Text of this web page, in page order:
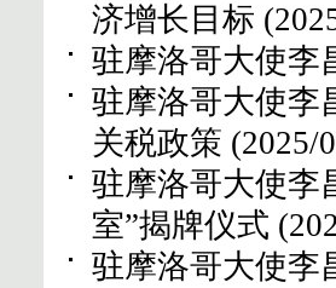
济增长目标
驻摩洛哥大使李
驻摩洛哥大使李
关税政策 (2025/
驻摩洛哥大使李
室”揭牌仪式
驻摩洛哥大使李